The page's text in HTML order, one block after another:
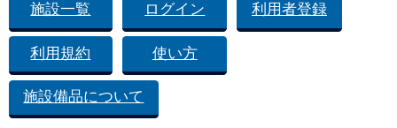
施設一覧 ログイン 利用者登録
利用規約 使い方
施設備品について